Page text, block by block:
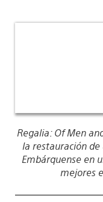
Regalia: Of Men
la restauración de
Embárquense en
mejores